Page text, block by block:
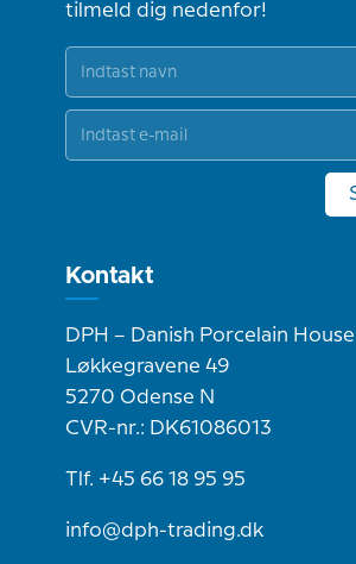
tilmeld dig nedenfor!
Kontakt
DPH – Danish Porcelain House
Løkkegravene 49
5270 Odense N
CVR-nr.: DK61086013
Tlf. +45 66 18 95 95
info@dph-trading.dk